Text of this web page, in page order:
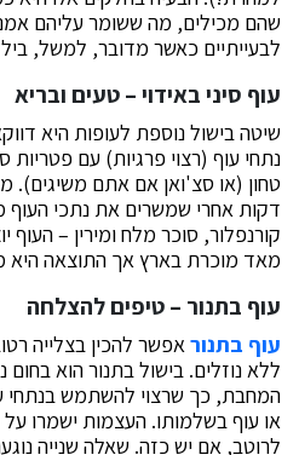
שהם מכילים, מה ששומר עליהם
לבעייתיים כאשר מדובר, למשל,
עוף סיני באידוי – טעים ובריא
שיטה בישול נוספת לעופות היא
נתחי עוף (רצוי פרגיות) עם פטריות
דקות אחרי שמשרים את נתכי
קורנפלור, סוכר מלח ומירין – העוף
מאד מוכרת בארץ אך התוצאה היא
עוף בתנור – טיפים להצלחה
עוף בתנור אפשר להכין בצלייה
ללא נוזלים. בישול בתנור הוא
המחבת, כך שרצוי להשתמש בנתחי
או עוף בשלמותו. העצמות ישמרו על
לרוטב, אם יש כזה. שאלה שנייה